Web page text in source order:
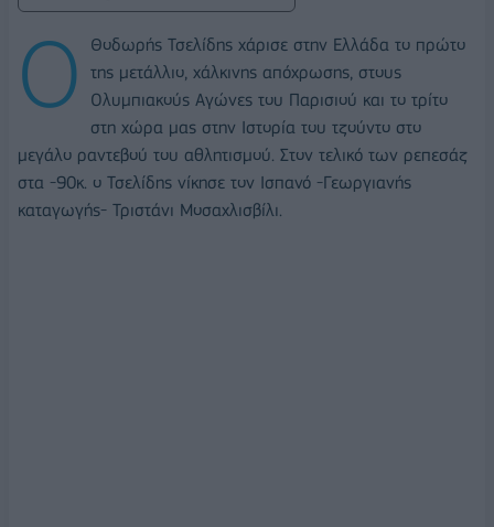
Ο
Θοδωρής Τσελίδης χάρισε στην Ελλάδα το πρώτο
της μετάλλιο, χάλκινης απόχρωσης, στους
Ολυμπιακούς Αγώνες του Παρισιού και το τρίτο
στη χώρα μας στην Ιστορία του τζούντο στο
μεγάλο ραντεβού του αθλητισμού. Στον τελικό των ρεπεσάζ
στα -90κ. ο Τσελίδης νίκησε τον Ισπανό -Γεωργιανής
καταγωγής- Τριστάνι Μοσαχλισβίλι.